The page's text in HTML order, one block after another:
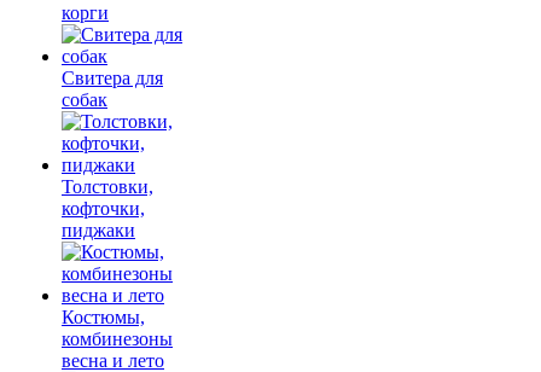
корги
Свитера для
собак
Толстовки,
кофточки,
пиджаки
Костюмы,
комбинезоны
весна и лето